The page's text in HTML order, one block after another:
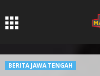
BERITA JAWA TENGAH